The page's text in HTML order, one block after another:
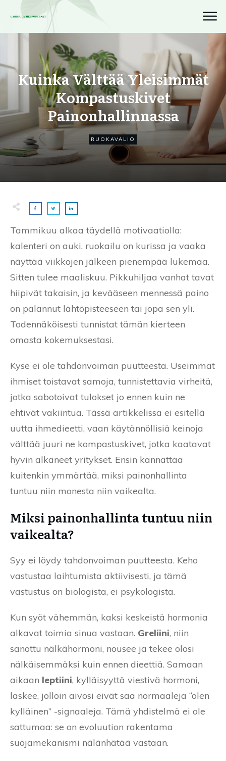
Kuinka Välttää Yleisimmät
Kompastuskivet
Painonhallinnassa
RUOKAVALIO
Tammikuu alkaa täydellä motivaatiolla:
kalenteri on auki, ruokailu on kurissa ja vaaka
näyttää viikkojen jälkeen pienempää lukemaa.
Sitten tulee maaliskuu. Pikkuhiljaa vanhat tavat
hiipivät takaisin, ja kevääseen mennessä paino
on palannut lähtöpisteeseen tai jopa sen yli.
Todennäköisesti tunnistat tämän kierteen
omasta kokemuksestasi.
Kyse ei ole tahdonvoiman puutteesta. Useimmat
ihmiset toistavat samoja, tunnistettavia virheitä,
jotka sabotoivat tulokset jo ennen kuin ne
ehtivät vakiintua. Tässä artikkelissa ei esitellä
uutta ihmedieetti, vaan käytännöllisiä keinoja
välttää juuri ne kompastuskivet, jotka kaatavat
hyvin alkaneet yritykset. Ensin kannattaa
kuitenkin ymmärtää, miksi painonhallinta
tuntuu niin monesta niin vaikealta.
Miksi painonhallinta tuntuu niin
vaikealta?
Syy ei löydy tahdonvoiman puutteesta. Keho
vastustaa laihtumista aktiivisesti, ja tämä
vastustus on biologista, ei psykologista.
Kun syöt vähemmän, kaksi keskeistä hormonia
alkavat toimia sinua vastaan. Greliini, niin
sanottu nälkähormoni, nousee ja tekee olosi
nälkäisemmäksi kuin ennen dieettiä. Samaan
aikaan leptiini, kylläisyyttä viestivä hormoni,
laskee, jolloin aivosi eivät saa normaaleja “olen
kylläinen” -signaaleja. Tämä yhdistelmä ei ole
sattumaa: se on evoluution rakentama
suojamekanismi nälänhätää vastaan.